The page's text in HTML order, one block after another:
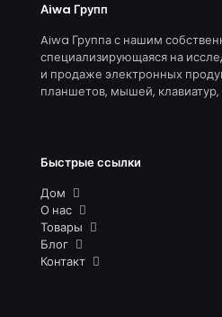
Аiwa Групп
Aiwa Группа с нашим
специализирующаяся на
и продаже электронных
планшетов, мышей, клавиатур,
Быстрые ссылки
Дом
О нас
Товары
Блог
Контакт